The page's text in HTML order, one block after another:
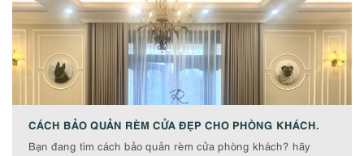
CÁCH BẢO QUẢN RÈM CỬA ĐẸP CHO PHÒNG KHÁCH.
Bạn đang tìm cách bảo quản rèm cửa phòng khách? hãy